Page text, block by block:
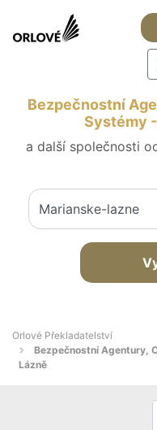
Bezpečnostní
Systémy
a další společnosti
Orlové Překladatelství
Bezpečnostní Agentury,
Lázně